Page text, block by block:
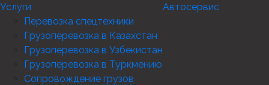
Услуги
Перевозка спецтехники
Грузоперевозка в Казахстан
Грузоперевозка в Узбекистан
Грузоперевозка в Туркмению
Сопровождение грузов
Автосервис